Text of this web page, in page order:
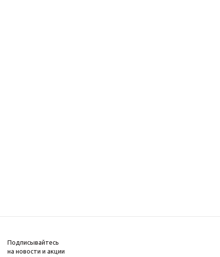
Подписывайтесь
на новости и акции